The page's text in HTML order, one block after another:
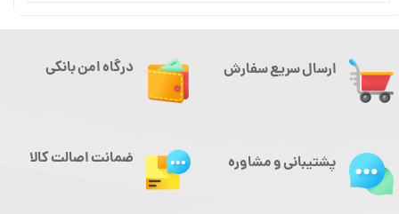
ارسال سریع سفارش درگاه امن بانکی
پشتیبانی و مشاوره ضمانت اصالت کالا